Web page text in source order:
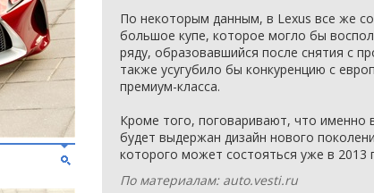
По некоторым данным, в Lexus все же
большое купе, которое могло бы
ряду, образовавшийся после снятия с
также усугубило бы конкуренцию с
премиум-класса.
Кроме того, поговаривают, что именно
будет выдержан дизайн нового
которого может состояться уже в 2013
По материалам: auto.vesti.ru